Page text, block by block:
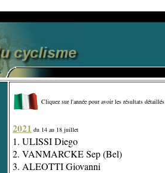
Cliquez sur l'année pour avoir les résultats détaillés
2021 du 14 au 18 juillet
1. ULISSI Diego
2. VANMARCKE Sep (Bel)
3. ALEOTTI Giovanni